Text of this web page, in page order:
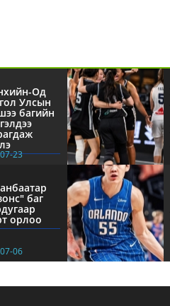
Од
Улсын
багийн
23
баг
орлоо
06